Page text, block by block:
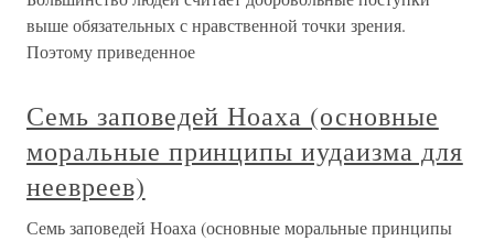
выше обязательных с нравственной точки зрения.
Поэтому приведенное
Семь заповедей Ноаха (основные
моральные принципы иудаизма для
неевреев)
Семь заповедей Ноаха (основные моральные принципы